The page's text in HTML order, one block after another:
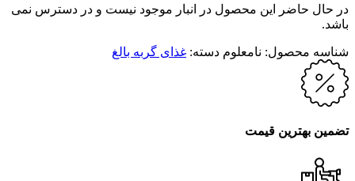
در حال حاضر این محصول در انبار موجود نیست و در دسترس نمی
باشد.
شناسه محصول: نامعلوم دسته: غذای گربه بالغ
تضمین بهترین قیمت